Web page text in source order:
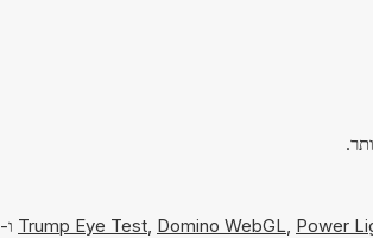
Trump Eye Test, Domino WebGL, Power ו-